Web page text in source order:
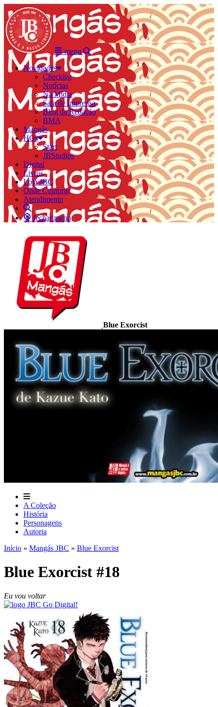
menu
Novidades
Checklist
Notícias
Na Mídia
Sala de Imprensa
Blog da Redação
BMA
Mangás
HQs
Start
JBStudios
Digital
Livros
Loja JBC
Onde Comprar
Atendimento
fechar menu
Blue Exorcist
A Coleção
História
Personagens
Autoria
Início » Mangás JBC » Blue Exorcist
Blue Exorcist #18
Eu vou voltar